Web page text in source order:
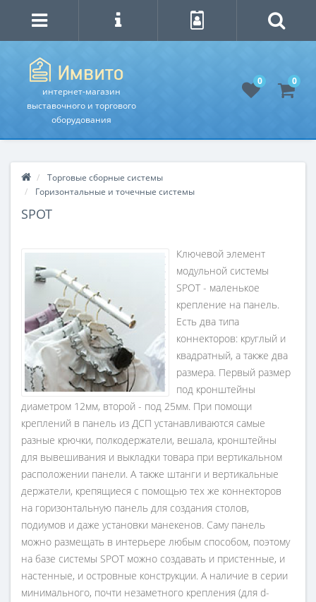
интернет-магазин
выставочного и торгового
оборудования
0 0
Торговые сборные системы
Горизонтальные и точечные системы
SPOT
Ключевой элемент
модульной системы
SPOT - маленькое
крепление на панель.
Есть два типа
коннекторов: круглый и
квадратный, а также два
размера. Первый размер
под кронштейны
диаметром 12мм, второй - под 25мм. При помощи
креплений в панель из ДСП устанавливаются самые
разные крючки, полкодержатели, вешала, кронштейны
для вывешивания и выкладки товара при вертикальном
расположении панели. А также штанги и вертикальные
держатели, крепящиеся с помощью тех же коннекторов
на горизонтальную панель для создания столов,
подиумов и даже установки манекенов. Саму панель
можно размещать в интерьере любым способом, поэтому
на базе системы SPOT можно создавать и пристенные, и
настенные, и островные конструкции. А наличие в серии
минимального, почти незаметного крепления (для d-